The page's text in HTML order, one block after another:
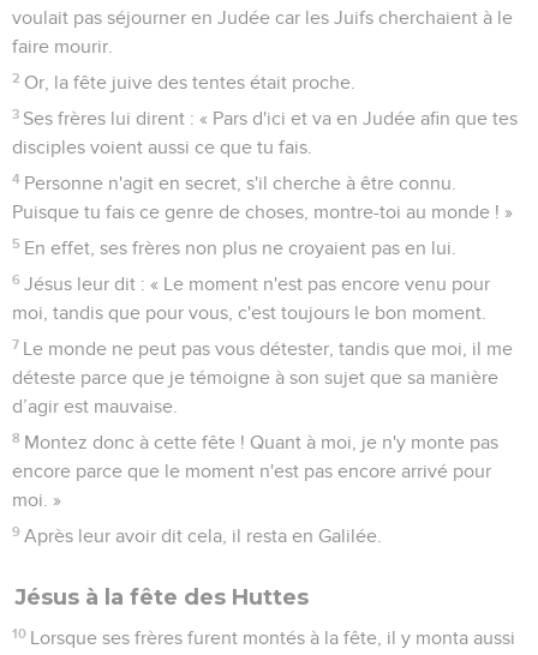
voulait pas séjourner en Judée car les Juifs cherchaient à le
faire mourir.
2 Or, la fête juive des tentes était proche.
3 Ses frères lui dirent : « Pars d'ici et va en Judée afin que tes
disciples voient aussi ce que tu fais.
4 Personne n'agit en secret, s'il cherche à être connu.
Puisque tu fais ce genre de choses, montre-toi au monde ! »
5 En effet, ses frères non plus ne croyaient pas en lui.
6 Jésus leur dit : « Le moment n'est pas encore venu pour
moi, tandis que pour vous, c'est toujours le bon moment.
7 Le monde ne peut pas vous détester, tandis que moi, il me
déteste parce que je témoigne à son sujet que sa manière
d’agir est mauvaise.
8 Montez donc à cette fête ! Quant à moi, je n'y monte pas
encore parce que le moment n'est pas encore arrivé pour
moi. »
9 Après leur avoir dit cela, il resta en Galilée.
Jésus à la fête des Huttes
10 Lorsque ses frères furent montés à la fête, il y monta aussi